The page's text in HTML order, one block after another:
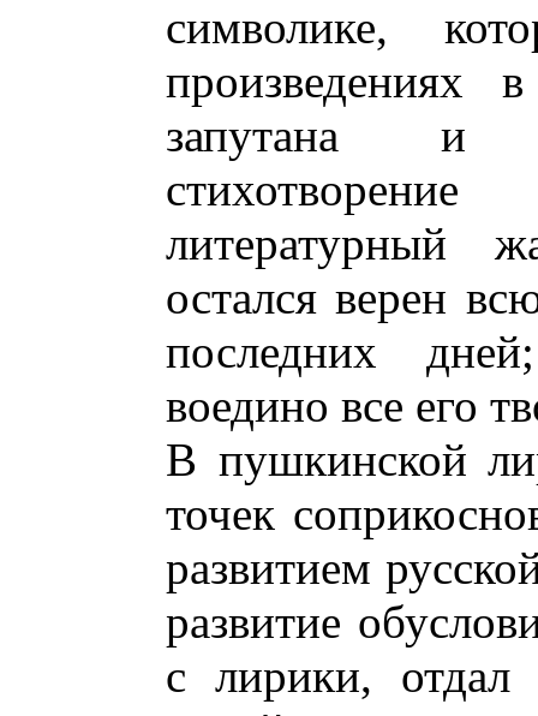
символике,
произведениях
запутана и
литературный
остался верен
последних
воедино все его
В пушкинской
точек
развитием
развитие
с лирики,